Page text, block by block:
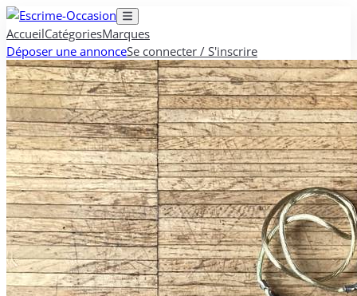
AccueilCatégoriesMarques
Déposer une annonceSe connecter / S'inscrire